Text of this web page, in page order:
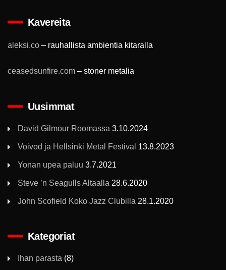
Kavereita
aleksi.co – rauhallista ambientia kitaralla
ceasedsunfire.com – stoner metalia
Uusimmat
David Gilmour Roomassa 3.10.2024
Voivod ja Hellsinki Metal Festival 13.8.2023
Yonan upea paluu 3.7.2021
Steve ’n Seagulls Altaalla 28.6.2020
John Scofield Koko Jazz Clubilla 28.1.2020
Kategoriat
Ihan parasta (8)